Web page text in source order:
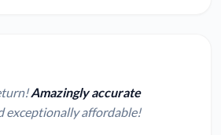
Amazingly accurate
exceptionally affordable!